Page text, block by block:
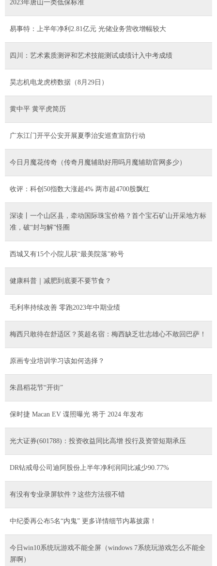
2023年唐山一类低保标准
易事特：上半年净利2.81亿元 光储业务营收增幅较大
四川：艺术素质测评和艺术技能测试成绩计入中考成绩
昊志机电龙虎榜数据（8月29日）
黄中平 黄平虎简历
广东江门开平公安开展夏季治安巡查宣防行动
今日月魔花传奇（传奇月魔辅助好用吗月魔辅助官网多少）
收评：科创50指数大涨超4% 两市超4700股飘红
深读丨一个山区县，牵动国际珠宝价格？首个宝石矿山开采地方标
准，破“封与解”怪圈
西城又有15个小院儿获“最美院落”称号
健康科普｜减肥到底要不要节食？
毛利率持续改善 零跑2023年中期业绩
梅西只敢待在舒适区？英超名宿：梅西缺乏壮志雄心不敢回巴萨！
原画专业培训学习该如何选择？
朱昌稻花节“开街”
保时捷 Macan EV 谍照曝光 将于 2024 年发布
光大证券(601788)：投资收益同比高增 投行及资管短期承压
DR钻戒母公司迪阿股份上半年净利润同比减少90.77%
有没有专业录屏软件？这些方法很不错
中纪委再公布5名“内鬼” 更多详情细节内幕披露！
今日win10系统玩游戏不能全屏（windows 7系统玩游戏怎么不能全
屏啊）